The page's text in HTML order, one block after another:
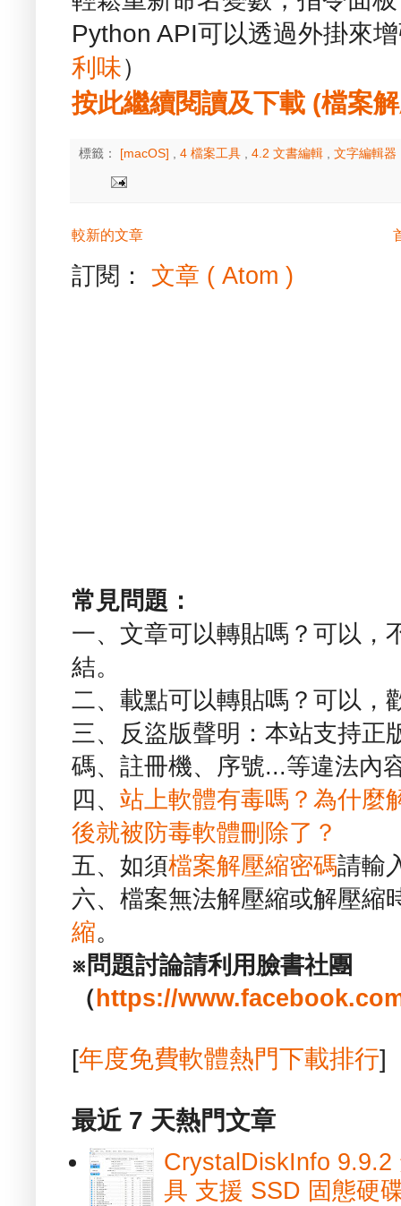
Python API可以透過外掛來
利味）
按此繼續閱讀及下載 (檔案
標籤： [macOS] 4 檔案工具 4.2 文書編輯 文字編輯器
較新的文章
訂閱： 文章 ( Atom )
常見問題：
一、文章可以轉貼嗎？可以，
結。
二、載點可以轉貼嗎？可以，
三、反盜版聲明：本站支持正
碼、註冊機、序號...等違法內
四、 站上軟體有毒嗎？為什麼
後就被防毒軟體刪除了？
五、如須檔案解壓縮密碼請輸
六、檔案無法解壓縮或解壓縮
縮。
※問題討論請利用臉書社團
（ https://
[年度免費軟體熱門下載排行]
最近 7 天熱門文章
CrystalDiskInfo 9.9.2
具 支援 SSD 固態硬